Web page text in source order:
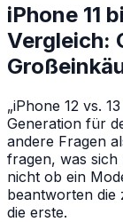
iPhone 11
Vergleich:
„iPhone 12 vs.
Generation für
andere Fragen
fragen, was
nicht ob ein
beantworten die
die erste.